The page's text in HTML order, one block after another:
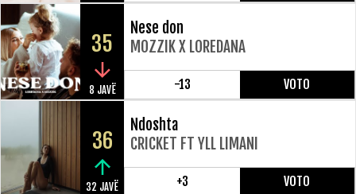
35
8 JAVË
Nese don
MOZZIK X LOREDANA
-13 VOTO
36
32 JAVË
Ndoshta
CRICKET FT YLL LIMANI
+3 VOTO